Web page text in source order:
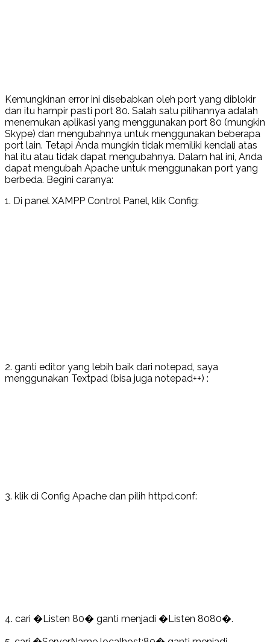
Kemungkinan error ini disebabkan oleh port yang diblokir
dan itu hampir pasti port 80. Salah satu pilihannya adalah
menemukan aplikasi yang menggunakan port 80 (mungkin
Skype) dan mengubahnya untuk menggunakan beberapa
port lain. Tetapi Anda mungkin tidak memiliki kendali atas
hal itu atau tidak dapat mengubahnya. Dalam hal ini, Anda
dapat mengubah Apache untuk menggunakan port yang
berbeda. Begini caranya:
1. Di panel XAMPP Control Panel, klik Config:
2. ganti editor yang lebih baik dari notepad, saya
menggunakan Textpad (bisa juga notepad++) :
3. klik di Config Apache dan pilih httpd.conf:
4. cari �Listen 80� ganti menjadi �Listen 8080�.